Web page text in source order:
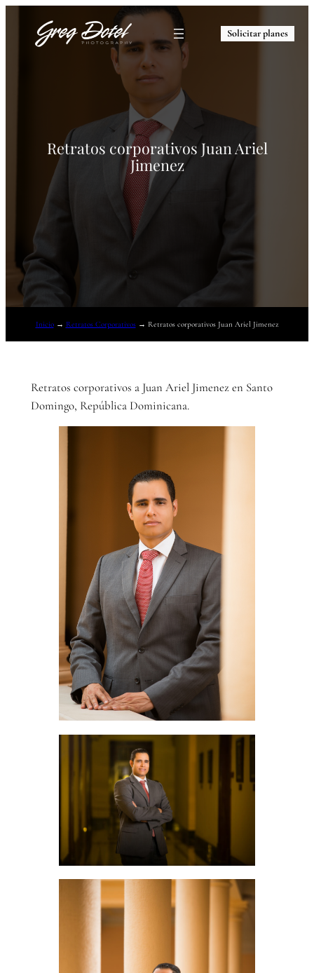
Solicitar planes
Retratos corporativos Juan Ariel
Jimenez
Inicio→ Retratos Corporativos→ Retratos corporativos Juan Ariel Jimenez
Retratos corporativos a Juan Ariel Jimenez en Santo
Domingo, República Dominicana.